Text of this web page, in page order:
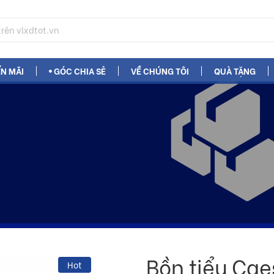
MÃI GÓC CHIA SẺ VỀ CHÚNG TÔI QUÀ TẶNG
Hot Bồn tiểu